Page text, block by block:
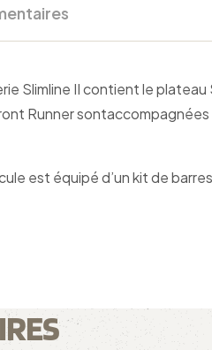
Slimline II contient le plateau
Runner
est équipé d’un kit de